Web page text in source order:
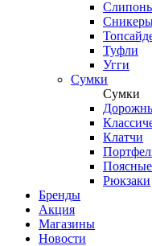
Туфли
Угги
Сумки
Сумки
Клатчи
Поясные
Рюкзаки
Бренды
Акция
Магазины
Новости